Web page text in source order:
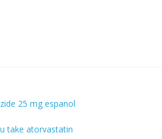
25 mg espanol
take atorvastatin